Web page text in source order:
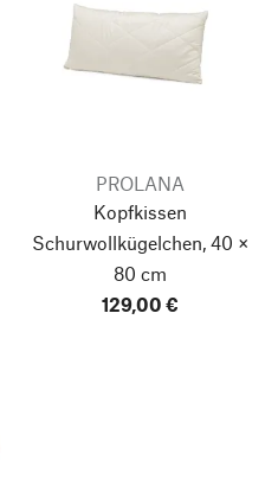
PROLANA
Kopfkissen
Schurwollkügelchen, 40 ×
80 cm
129,00 €